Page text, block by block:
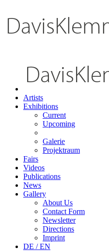
Artists
Exhibitions
Current
Upcoming
Galerie
Projektraum
Fairs
Videos
Publications
News
Gallery
About Us
Contact Form
Newsletter
Directions
Imprint
DE / EN